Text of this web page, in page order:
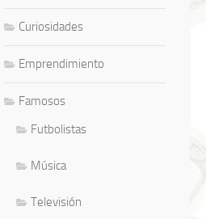
Curiosidades
Emprendimiento
Famosos
Futbolistas
Música
Televisión